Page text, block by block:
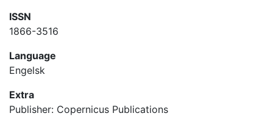
ISSN
1866-3516
Language
Engelsk
Extra
Publisher: Copernicus Publications